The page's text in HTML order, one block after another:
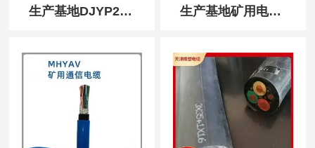
生产基地DJYP2VP2分屏加总屏计算机电缆 生产基地矿用电缆MYQ煤矿用轻型电缆